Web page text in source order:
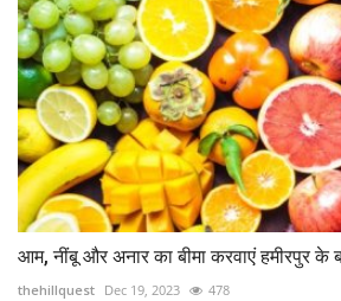
आम, नींबू और अनार का बीमा करवाएं हमीरपुर के
thehillquest Dec 19, 2023 478